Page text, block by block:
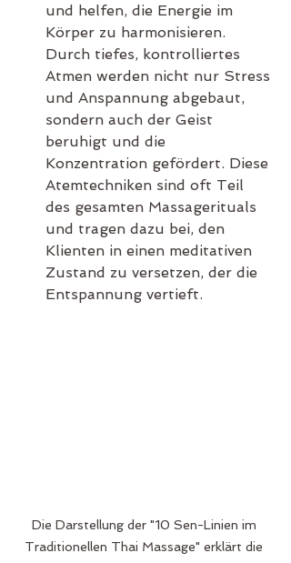
und helfen, die Energie im
Körper zu harmonisieren.
Durch tiefes, kontrolliertes
Atmen werden nicht nur Stress
und Anspannung abgebaut,
sondern auch der Geist
beruhigt und die
Konzentration gefördert. Diese
Atemtechniken sind oft Teil
des gesamten Massagerituals
und tragen dazu bei, den
Klienten in einen meditativen
Zustand zu versetzen, der die
Entspannung vertieft.
Die Darstellung der "10 Sen-Linien im
Traditionellen Thai Massage" erklärt die